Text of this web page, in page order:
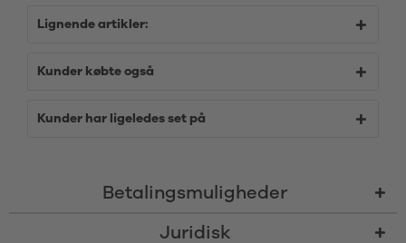
Lignende artikler:
Kunder købte også
Kunder har ligeledes set på
Betalingsmuligheder
Juridisk